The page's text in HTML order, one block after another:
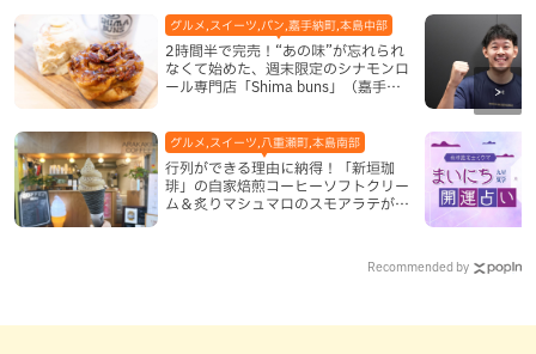
2時間半で完売！“あの味”が忘れられ
なくて始めた、週末限定のシナモンロ
ール専門店「Shima buns」（嘉手納
グルメ,スイーツ,パン,嘉手納町,本島中部
行列ができる理由に納得！「新垣珈
琲」の自家焙煎コーヒーソフトクリー
ム＆炙りマシュマロのスモアラテが絶
グルメ,スイーツ,八重瀬町,本島南部
Recommended by